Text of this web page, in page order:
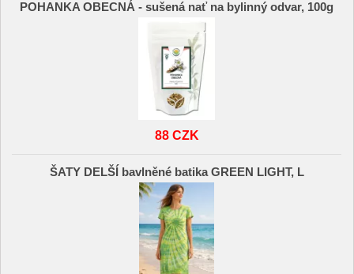
POHANKA OBECNÁ - sušená nať na bylinný odvar, 100g
88 CZK
ŠATY DELŠÍ bavlněné batika GREEN LIGHT, L